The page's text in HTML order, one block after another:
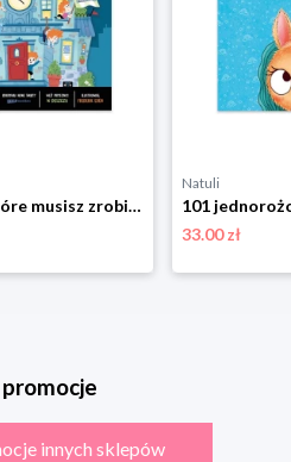
101 rzeczy, które musisz zrobić, zanim dorośniesz Znak emotikon
Natuli
33.00 zł
innych sklepów